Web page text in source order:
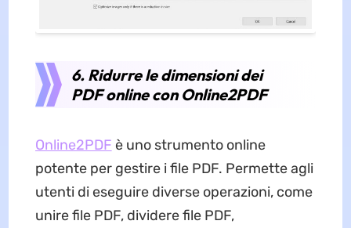
6. Ridurre le dimensioni dei
PDF online con Online2PDF
Online2PDF è uno strumento online
potente per gestire i file PDF. Permette agli
utenti di eseguire diverse operazioni, come
unire file PDF, dividere file PDF,